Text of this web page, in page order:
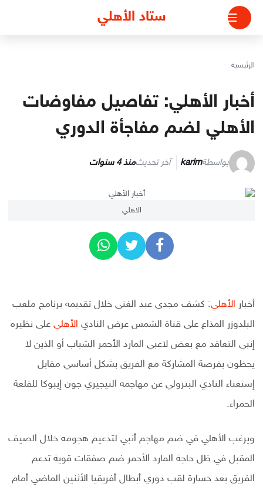
التجاوز
المحتوى
ستاد الأهلي
الرئيسية
أخبار الأهلي: تفاصيل مفاوضات
الأهلي لضم مفاجأة الدوري
بواسطةkarim آخر تحديثمنذ 4 سنوات
الاهلي
أخبار الأهلي: كشف مجدى عبد الغنى خلال تقديمه برنامج ملعب
البلدوزر المذاع على قناة الشمس عرض النادي الأهلي على نظيره
إنبي التعاقد مع بعض لاعبي المارد الأحمر الشباب أو الذين لا
يحظون بفرصة المشاركة مع الفريق بشكل أساسي مقابل
إستغناء النادي البترولي عن مهاجمه النيجيري جون إيبوكا للقلعة
الحمراء.
ويرغب الأهلي في ضم مهاجم أنبي لتدعيم هجومه خلال الصيف
المقبل في ظل حاجة المارد الأحمر ضم صفقات قوية تدعم
الفريق بعد خسارة لقب دوري أبطال أفريقيا الأثنين الماضي أمام